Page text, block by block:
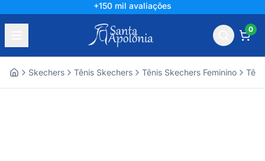
+150 mil avaliações
0
Skechers Tênis Skechers Tênis Skechers Feminino